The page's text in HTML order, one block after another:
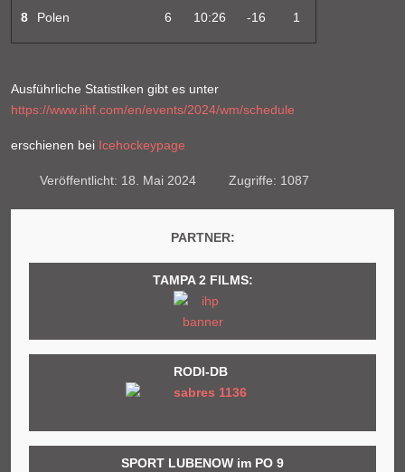
8 Polen 6 10:26 -16 1
Ausführliche Statistiken gibt es unter
https://www.iihf.com/en/events/2024/wm/schedule
erschienen bei Icehockeypage
Veröffentlicht: 18. Mai 2024 Zugriffe: 1087
PARTNER:
TAMPA 2 FILMS:
RODI-DB
SPORT LUBENOW im PO 9